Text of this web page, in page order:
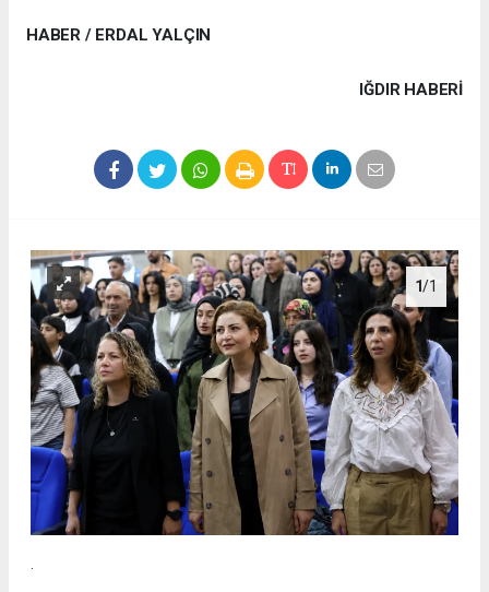
HABER / ERDAL YALÇIN
IĞDIR HABERİ
1/1
.